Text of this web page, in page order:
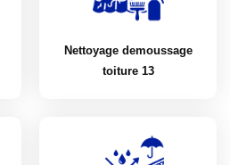
Nettoyage demoussage
toiture 13